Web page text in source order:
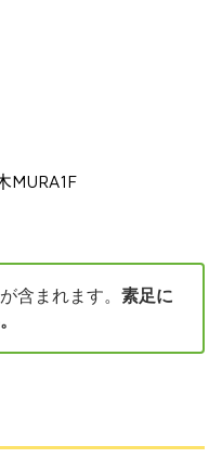
MURA1F
含まれます。素足に